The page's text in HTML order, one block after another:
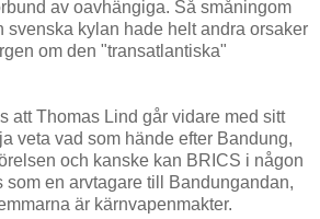
av oavhängiga. Så småningom
svenska kylan hade helt andra orsaker
om den "transatlantiska"
att Thomas Lind går vidare med sitt
veta vad som hände efter Bandung,
och kanske kan BRICS i någon
som en arvtagare till Bandungandan,
är kärnvapenmakter.